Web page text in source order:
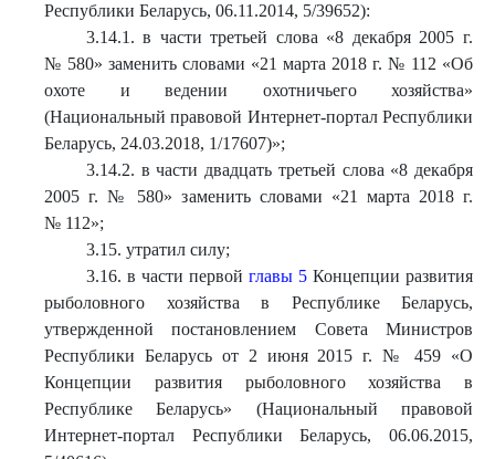
Республики Беларусь, 06.11.2014, 5/39652):
3.14.1. в части третьей слова «8 декабря 2005 г.
№ 580» заменить словами «21 марта 2018 г. № 112 «Об
охоте и ведении охотничьего хозяйства»
(Национальный правовой Интернет-портал Республики
Беларусь, 24.03.2018, 1/17607)»;
3.14.2. в части двадцать третьей слова «8 декабря
2005 г. № 580» заменить словами «21 марта 2018 г.
№ 112»;
3.15. утратил силу;
3.16. в части первой главы 5Концепции развития
рыболовного хозяйства в Республике Беларусь,
утвержденной постановлением Совета Министров
Республики Беларусь от 2 июня 2015 г. № 459 «О
Концепции развития рыболовного хозяйства в
Республике Беларусь» (Национальный правовой
Интернет-портал Республики Беларусь, 06.06.2015,